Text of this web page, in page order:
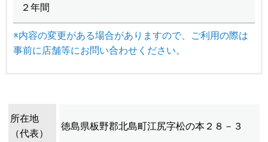
２年間
※内容の変更がある場合がありますので、ご利用の際は
事前に店舗等にお問い合わせください。
所在地
（代表）
徳島県板野郡北島町江尻字松の本２８－３